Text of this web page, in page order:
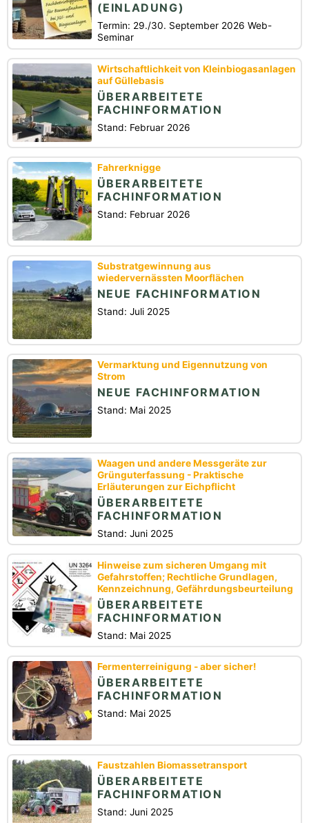
(EINLADUNG)
Termin: 29./30. September 2026 Web-
Seminar
Wirtschaftlichkeit von Kleinbiogasanlagen
auf Güllebasis
ÜBERARBEITETE
FACHINFORMATION
Stand: Februar 2026
Fahrerknigge
ÜBERARBEITETE
FACHINFORMATION
Stand: Februar 2026
Substratgewinnung aus
wiedervernässten Moorflächen
NEUE FACHINFORMATION
Stand: Juli 2025
Vermarktung und Eigennutzung von
Strom
NEUE FACHINFORMATION
Stand: Mai 2025
Waagen und andere Messgeräte zur
Grünguterfassung - Praktische
Erläuterungen zur Eichpflicht
ÜBERARBEITETE
FACHINFORMATION
Stand: Juni 2025
Hinweise zum sicheren Umgang mit
Gefahrstoffen; Rechtliche Grundlagen,
Kennzeichnung, Gefährdungsbeurteilung
ÜBERARBEITETE
FACHINFORMATION
Stand: Mai 2025
Fermenterreinigung - aber sicher!
ÜBERARBEITETE
FACHINFORMATION
Stand: Mai 2025
Faustzahlen Biomassetransport
ÜBERARBEITETE
FACHINFORMATION
Stand: Juni 2025